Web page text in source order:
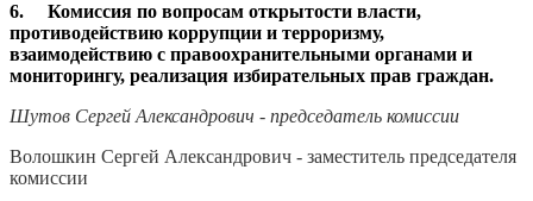
6. Комиссия по вопросам открытости власти,
противодействию коррупции и терроризму,
взаимодействию с правоохранительными органами и
мониторингу, реализация избирательных прав граждан.
Шутов Сергей Александрович - председатель комиссии
Волошкин Сергей Александрович - заместитель председателя
комиссии